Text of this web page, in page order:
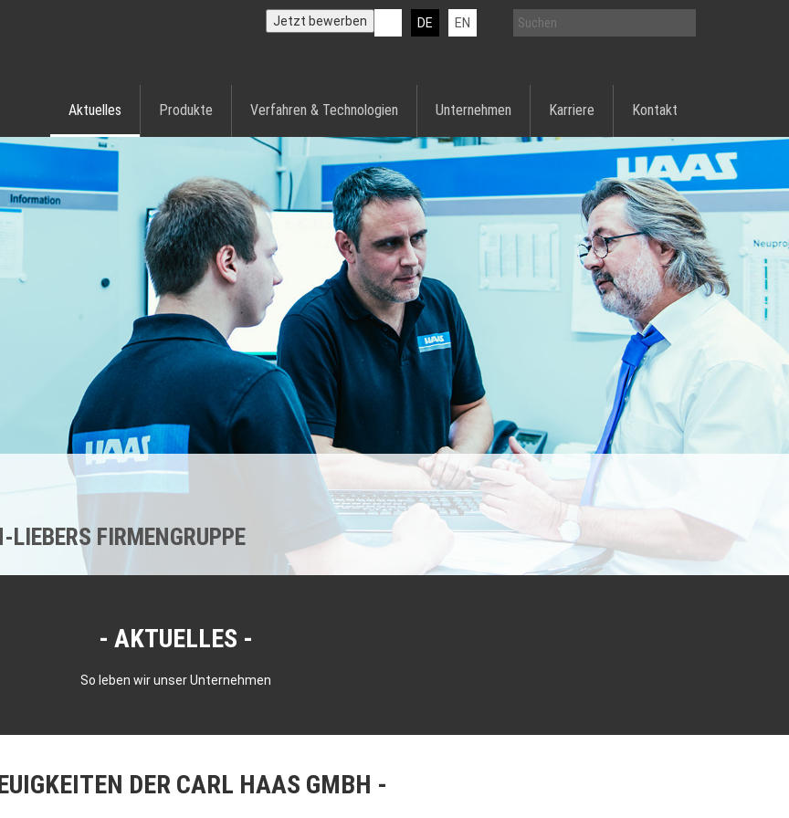
DE EN
Jetzt bewerben
Aktuelles Produkte Verfahren & Technologien Unternehmen Karriere Kontakt
FIRMENGRUPPE
AKTUELLES
So leben wir unser Unternehmen
DER CARL HAAS GMBH